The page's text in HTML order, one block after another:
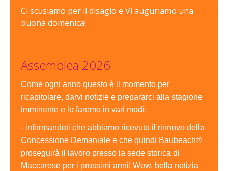
Ci scusiamo per il disagio e Vi auguriamo una
buona domenica!
Assemblea 2026
Come ogni anno questo è il momento per
ricapitolare, darvi notizie e prepararci alla stagione
imminente e lo faremo in vari modi:
- informandoti che abbiamo ricevuto il rinnovo della
Concessione Demaniale e che quindi Baubeach®
proseguirà il lavoro presso la sede storica di
Maccarese per i prossimi anni! Wow, bella notizia